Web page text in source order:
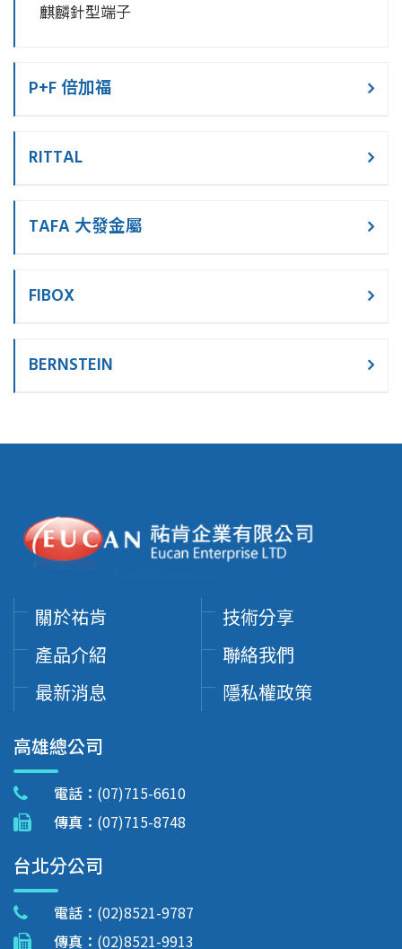
麒麟針型端子
P+F 倍加福
RITTAL
TAFA 大發金屬
FIBOX
BERNSTEIN
關於祐肯
產品介紹
最新消息
技術分享
聯絡我們
隱私權政策
高雄總公司
電話： (07)715-6610
傳真： (07)715-8748
台北分公司
電話： (02)8521-9787
傳真： (02)8521-9913